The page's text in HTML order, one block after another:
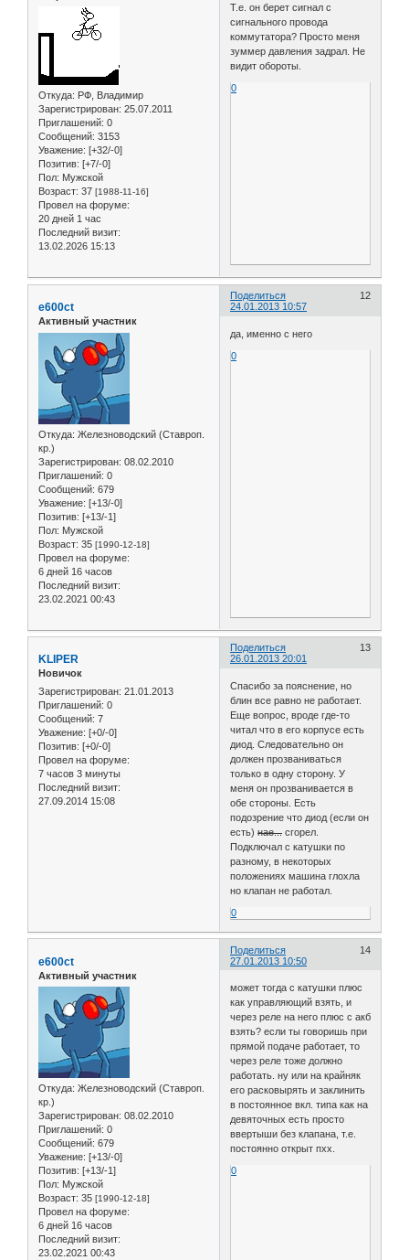
Откуда: РФ, Владимир
Зарегистрирован: 25.07.2011
Приглашений: 0
Сообщений: 3153
Уважение: [+32/-0]
Позитив: [+7/-0]
Пол: Мужской
Возраст: 37 [1988-11-16]
Провел на форуме:
20 дней 1 час
Последний визит:
13.02.2026 15:13
Т.е. он берет сигнал с
сигнального провода
коммутатора? Просто меня
зуммер давления задрал. Не
видит обороты.
0
Поделиться
12
24.01.2013 10:57
e600ct
Активный участник
Откуда: Железноводский (Ставроп.
кр.)
Зарегистрирован: 08.02.2010
Приглашений: 0
Сообщений: 679
Уважение: [+13/-0]
Позитив: [+13/-1]
Пол: Мужской
Возраст: 35 [1990-12-18]
Провел на форуме:
6 дней 16 часов
Последний визит:
23.02.2021 00:43
да, именно с него
0
Поделиться
13
26.01.2013 20:01
KLIPER
Новичок
Зарегистрирован: 21.01.2013
Приглашений: 0
Сообщений: 7
Уважение: [+0/-0]
Позитив: [+0/-0]
Провел на форуме:
7 часов 3 минуты
Последний визит:
27.09.2014 15:08
Спасибо за пояснение, но
блин все равно не работает.
Еще вопрос, вроде где-то
читал что в его корпусе есть
диод. Следовательно он
должен прозваниваться
только в одну сторону. У
меня он прозванивается в
обе стороны. Есть
подозрение что диод (если он
есть)нае... сгорел.
Подключал с катушки по
разному, в некоторых
положениях машина глохла
но клапан не работал.
0
Поделиться
14
27.01.2013 10:50
e600ct
Активный участник
Откуда: Железноводский (Ставроп.
кр.)
Зарегистрирован: 08.02.2010
Приглашений: 0
Сообщений: 679
Уважение: [+13/-0]
Позитив: [+13/-1]
Пол: Мужской
Возраст: 35 [1990-12-18]
Провел на форуме:
6 дней 16 часов
Последний визит:
23.02.2021 00:43
может тогда с катушки плюс
как управляющий взять, и
через реле на него плюс с акб
взять? если ты говоришь при
прямой подаче работает, то
через реле тоже должно
работать. ну или на крайняк
его расковырять и заклинить
в постоянное вкл. типа как на
девяточных есть просто
ввертыши без клапана, т.е.
постоянно открыт пхх.
0